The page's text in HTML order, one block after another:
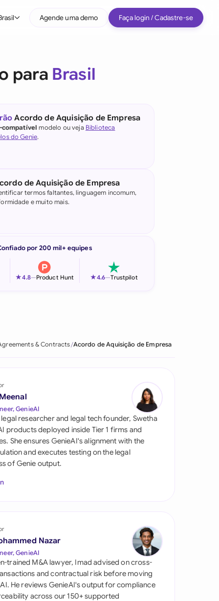
Médio porte
Todos os tipos de empresa
Agende uma demo Faça login / Cadastre-se
para Brasil
Acordo de Aquisição de Empresa
compatível modelo ou veja Biblioteca
do Genie.
de Aquisição de Empresa
termos faltantes, linguagem incomum,
e muito mais.
por 200 mil+ equipes
★4.8—Product Hunt ★4.6—Trustpilot
& Contracts Acordo de Aquisição de Empresa
GenieAI
researcher and legal tech founder, Swetha
products deployed inside Tier 1 firms and
She ensures GenieAI's alignment with the
and executes testing on the legal
of Genie output.
Nazar
GenieAI
trained M&A lawyer, Imad advised on cross-
and contractual risk before moving
He reviews GenieAI's output for compliance
across our 150+ supported